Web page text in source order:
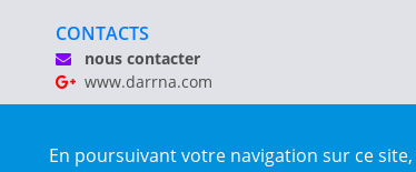
En poursuivant votre navigation sur ce
CONTACTS
nous contacter
www.darrna.com
Tous droits réservés © Darrna 2020 -